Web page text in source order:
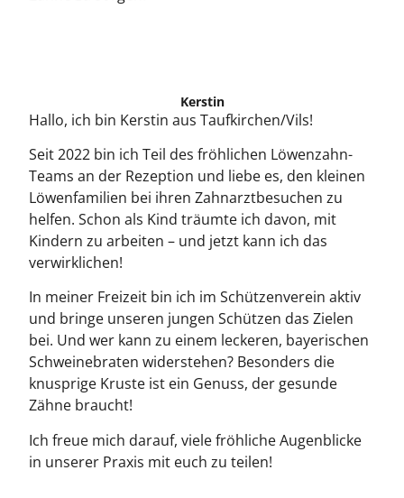
Kerstin
Hallo, ich bin Kerstin aus Taufkirchen/Vils!
Seit 2022 bin ich Teil des fröhlichen Löwenzahn-
Teams an der Rezeption und liebe es, den kleinen
Löwenfamilien bei ihren Zahnarztbesuchen zu
helfen. Schon als Kind träumte ich davon, mit
Kindern zu arbeiten – und jetzt kann ich das
verwirklichen!
In meiner Freizeit bin ich im Schützenverein aktiv
und bringe unseren jungen Schützen das Zielen
bei. Und wer kann zu einem leckeren, bayerischen
Schweinebraten widerstehen? Besonders die
knusprige Kruste ist ein Genuss, der gesunde
Zähne braucht!
Ich freue mich darauf, viele fröhliche Augenblicke
in unserer Praxis mit euch zu teilen!